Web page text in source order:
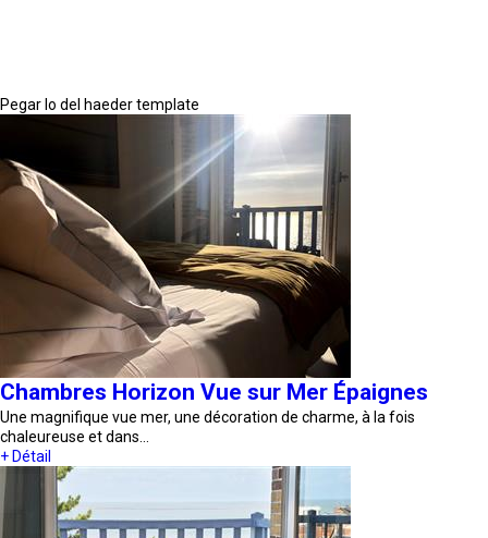
Pegar lo del haeder template
Chambres Horizon Vue sur Mer Épaignes
Une magnifique vue mer, une décoration de charme, à la fois
chaleureuse et dans…
+ Détail